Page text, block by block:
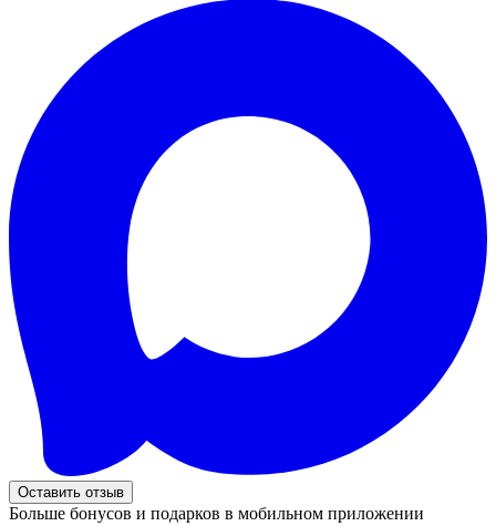
Оставить отзыв
Больше бонусов и подарков в мобильном приложении